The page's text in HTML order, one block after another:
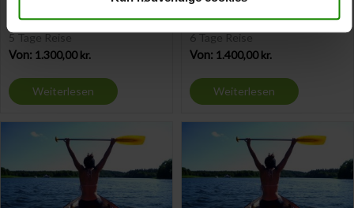
5 Tage Reise
Von: 1.300,00kr.
Weiterlesen
6 Tage Reise
Von: 1.400,00kr.
Weiterlesen